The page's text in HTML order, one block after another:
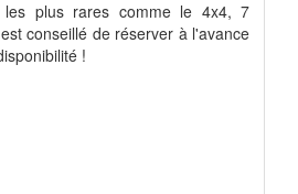
les plus rares comme le 4x4, 7
conseillé de réserver à l'avance
!